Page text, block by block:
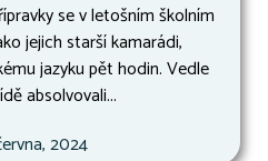
se v letošním školním
jejich starší kamarádi,
jazyku pět hodin. Vedle
absolvovali...
2024